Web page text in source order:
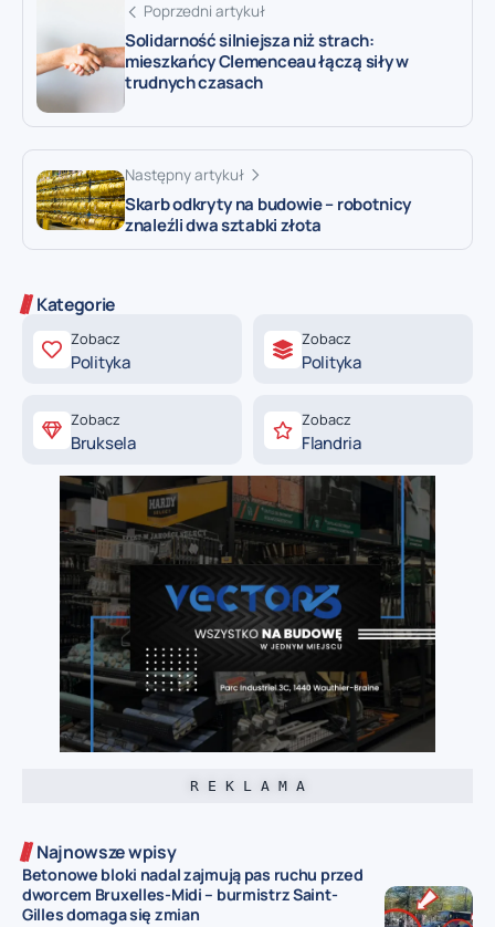
Poprzedni artykuł
Solidarność silniejsza niż strach:
mieszkańcy Clemenceau łączą siły w
trudnych czasach
Następny artykuł
Skarb odkryty na budowie – robotnicy
znaleźli dwa sztabki złota
Kategorie
Zobacz
Polityka
Zobacz
Polityka
Zobacz
Bruksela
Zobacz
Flandria
R E K L A M A
Najnowsze wpisy
Betonowe bloki nadal zajmują pas ruchu przed
dworcem Bruxelles-Midi – burmistrz Saint-
Gilles domaga się zmian